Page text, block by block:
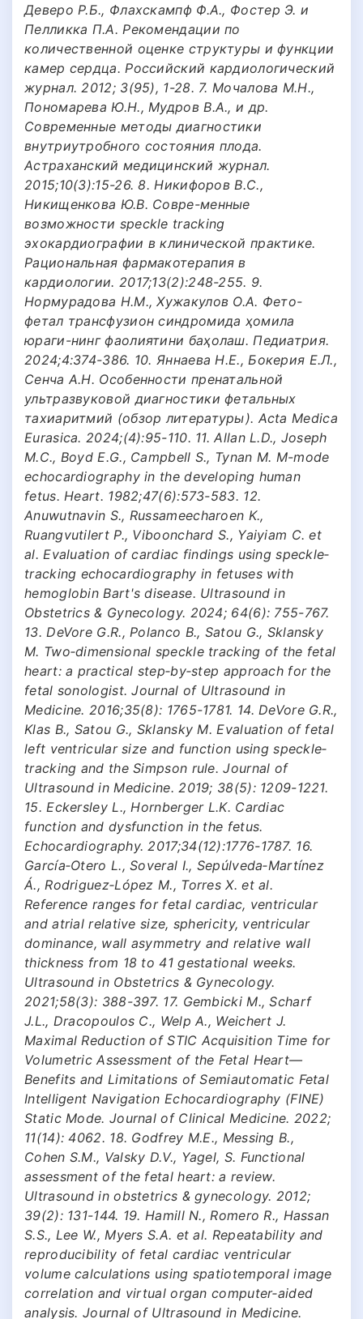
Деверо Р.Б., Флахскампф Ф.А., Фостер Э. и
Пелликка П.А. Рекомендации по
количественной оценке структуры и функции
камер сердца. Российский кардиологический
журнал. 2012; 3(95), 1-28. 7. Мочалова М.Н.,
Пономарева Ю.Н., Мудров В.А., и др.
Современные методы диагностики
внутриутробного состояния плода.
Астраханский медицинский журнал.
2015;10(3):15-26. 8. Никифоров В.С.,
Никищенкова Ю.В. Совре-менные
возможности speckle tracking
эхокардиографии в клинической практике.
Рациональная фармакотерапия в
кардиологии. 2017;13(2):248-255. 9.
Нормурадова Н.М., Хужакулов О.А. Фето-
фетал трансфузион синдромида ҳомила
юраги-нинг фаолиятини баҳолаш. Педиатрия.
2024;4:374-386. 10. Яннаева Н.Е., Бокерия Е.Л.,
Сенча А.Н. Особенности пренатальной
ультразвуковой диагностики фетальных
тахиаритмий (обзор литературы). Acta Medica
Eurasica. 2024;(4):95-110. 11. Allan L.D., Joseph
M.C., Boyd E.G., Campbell S., Tynan M. M-mode
echocardiography in the developing human
fetus. Heart. 1982;47(6):573-583. 12.
Anuwutnavin S., Russameecharoen K.,
Ruangvutilert P., Viboonchard S., Yaiyiam C. et
al. Evaluation of cardiac findings using speckle‐
tracking echocardiography in fetuses with
hemoglobin Bart's disease. Ultrasound in
Obstetrics & Gynecology. 2024; 64(6): 755-767.
13. DeVore G.R., Polanco B., Satou G., Sklansky
M. Two‐dimensional speckle tracking of the fetal
heart: a practical step‐by‐step approach for the
fetal sonologist. Journal of Ultrasound in
Medicine. 2016;35(8): 1765-1781. 14. DeVore G.R.,
Klas B., Satou G., Sklansky M. Evaluation of fetal
left ventricular size and function using speckle‐
tracking and the Simpson rule. Journal of
Ultrasound in Medicine. 2019; 38(5): 1209-1221.
15. Eckersley L., Hornberger L.K. Cardiac
function and dysfunction in the fetus.
Echocardiography. 2017;34(12):1776-1787. 16.
García‐Otero L., Soveral I., Sepúlveda‐Martínez
Á., Rodriguez‐López M., Torres X. et al.
Reference ranges for fetal cardiac, ventricular
and atrial relative size, sphericity, ventricular
dominance, wall asymmetry and relative wall
thickness from 18 to 41 gestational weeks.
Ultrasound in Obstetrics & Gynecology.
2021;58(3): 388-397. 17. Gembicki M., Scharf
J.L., Dracopoulos C., Welp A., Weichert J.
Maximal Reduction of STIC Acquisition Time for
Volumetric Assessment of the Fetal Heart—
Benefits and Limitations of Semiautomatic Fetal
Intelligent Navigation Echocardiography (FINE)
Static Mode. Journal of Clinical Medicine. 2022;
11(14): 4062. 18. Godfrey M.E., Messing B.,
Cohen S.M., Valsky D.V., Yagel, S. Functional
assessment of the fetal heart: a review.
Ultrasound in obstetrics & gynecology. 2012;
39(2): 131-144. 19. Hamill N., Romero R., Hassan
S.S., Lee W., Myers S.A. et al. Repeatability and
reproducibility of fetal cardiac ventricular
volume calculations using spatiotemporal image
correlation and virtual organ computer‐aided
analysis. Journal of Ultrasound in Medicine.